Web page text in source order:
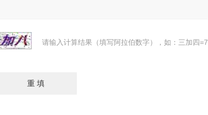
请输入计算结果（填写阿拉伯数字），如：三加四=7